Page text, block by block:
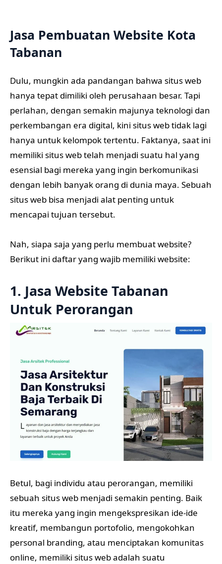
Jasa Pembuatan Website Kota
Tabanan
Dulu, mungkin ada pandangan bahwa situs web
hanya tepat dimiliki oleh perusahaan besar. Tapi
perlahan, dengan semakin majunya teknologi dan
perkembangan era digital, kini situs web tidak lagi
hanya untuk kelompok tertentu. Faktanya, saat ini
memiliki situs web telah menjadi suatu hal yang
esensial bagi mereka yang ingin berkomunikasi
dengan lebih banyak orang di dunia maya. Sebuah
situs web bisa menjadi alat penting untuk
mencapai tujuan tersebut.
Nah, siapa saja yang perlu membuat website?
Berikut ini daftar yang wajib memiliki website:
1. Jasa Website Tabanan
Untuk Perorangan
Betul, bagi individu atau perorangan, memiliki
sebuah situs web menjadi semakin penting. Baik
itu mereka yang ingin mengekspresikan ide-ide
kreatif, membangun portofolio, mengokohkan
personal branding, atau menciptakan komunitas
online, memiliki situs web adalah suatu